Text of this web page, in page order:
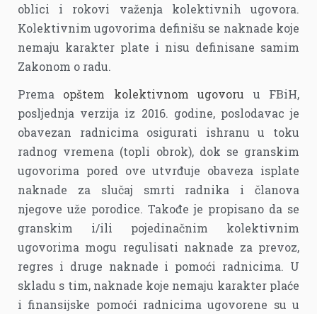
oblici i rokovi važenja kolektivnih ugovora.
Kolektivnim ugovorima definišu se naknade koje
nemaju karakter plate i nisu definisane samim
Zakonom o radu.
Prema opštem kolektivnom ugovoru u FBiH,
posljednja verzija iz 2016. godine, poslodavac je
obavezan radnicima osigurati ishranu u toku
radnog vremena (topli obrok), dok se granskim
ugovorima pored ove utvrđuje obaveza isplate
naknade za slučaj smrti radnika i članova
njegove uže porodice. Takođe je propisano da se
granskim i/ili pojedinačnim kolektivnim
ugovorima mogu regulisati naknade za prevoz,
regres i druge naknade i pomoći radnicima. U
skladu s tim, naknade koje nemaju karakter plaće
i finansijske pomoći radnicima ugovorene su u